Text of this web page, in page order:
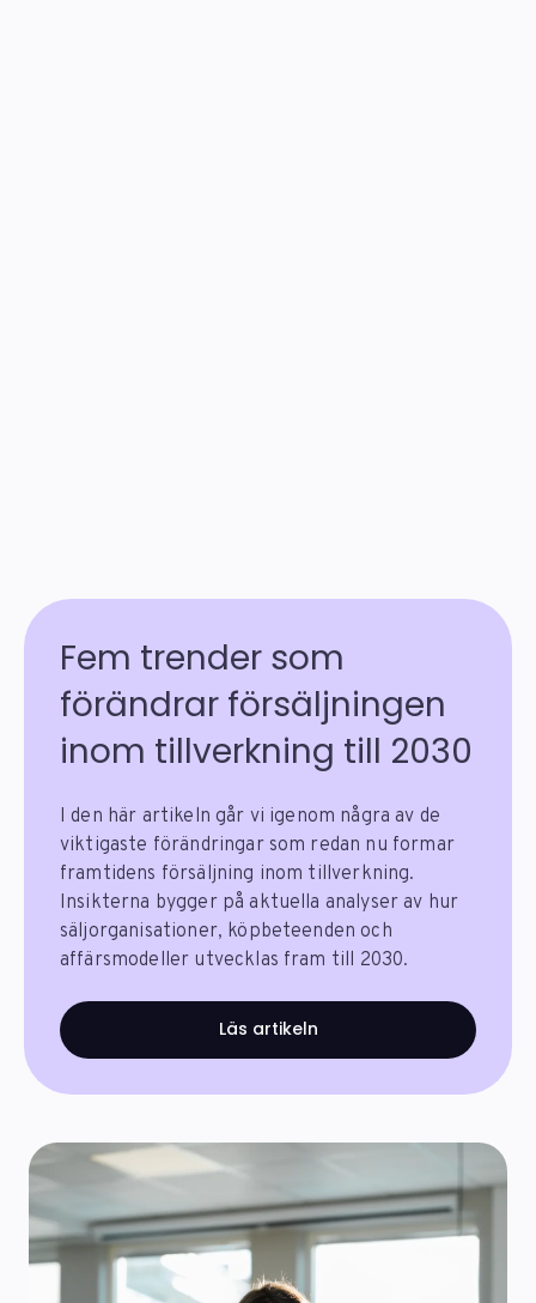
Fem trender som
förändrar försäljningen
inom tillverkning till 2030
I den här artikeln går vi igenom några av de
viktigaste förändringar som redan nu formar
framtidens försäljning inom tillverkning.
Insikterna bygger på aktuella analyser av hur
säljorganisationer, köpbeteenden och
affärsmodeller utvecklas fram till 2030.
Läs artikeln